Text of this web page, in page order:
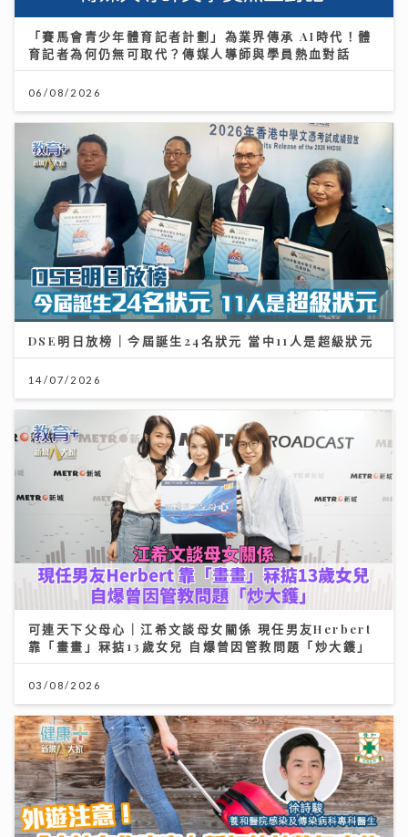
「賽馬會青少年體育記者計劃」為業界傳承 AI時代！體
育記者為何仍無可取代？傳媒人導師與學員熱血對話
06/08/2026
DSE明日放榜｜今屆誕生24名狀元 當中11人是超級狀元
14/07/2026
可連天下父母心｜江希文談母女關係 現任男友Herbert
靠「畫畫」冧掂13歲女兒 自爆曾因管教問題「炒大鑊」
03/08/2026